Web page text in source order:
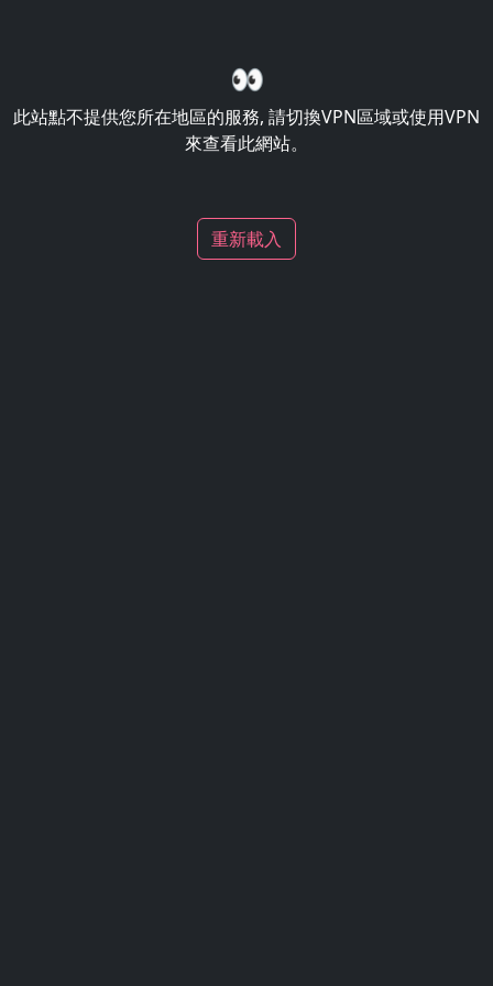
👀
此站點不提供您所在地區的服務, 請切換VPN區域或使用VPN
來查看此網站。
重新載入